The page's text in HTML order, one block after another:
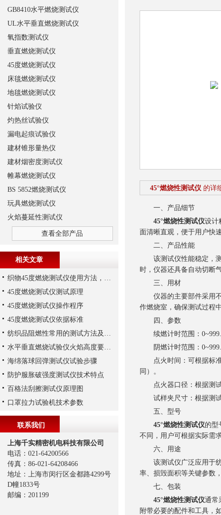
45°燃烧性测试仪 的详
一、产品细节
45°燃烧性测试仪设计
面清晰直观，便于用户快
二、产品性能
该测试仪性能稳定，测
时，仪器还具备自动切断
三、用材
仪器的主要部件采用不
作燃烧室，确保测试过程
四、参数
续燃计时范围：
阴燃计时范围：
点火时间：可根据标准
同）。
点火器口径：根据测试
试样夹尺寸：根据测试
五、型号
45°燃烧性测试仪的型
不同，用户可根据实际需
六、用途
该测试仪广泛应用于纺
率、损毁面积等关键参数
七、包装
45°燃烧性测试仪通常
附带必要的配件和工具，
GB8410水平燃烧测试仪
UL水平垂直燃烧测试仪
氧指数测试仪
垂直燃烧测试仪
45度燃烧测试仪
床毯燃烧测试仪
地毯燃烧测试仪
针焰试验仪
灼热丝试验仪
漏电起痕试验仪
建材锥形量热仪
建材烟密度测试仪
帷幕燃烧测试仪
BS 5852燃烧测试仪
玩具燃烧测试仪
火焰蔓延性测试仪
查看全部产品
相关文章
织物45度燃烧测试仪使用方法，上海千实的G233A为例
45度燃烧测试仪测试原理
45度燃烧测试仪操作程序
45度燃烧测试仪依据标准
纺织品阻燃性常用的测试方法及其对应标准
水平垂直燃烧试验仪火焰高度要求多少，以上海千实的F241为例
海绵落球回弹测试仪试验步骤
防护服胀破强度测试仪技术特点
百格法刮擦测试仪原理图
口罩拉力试验机技术参数
联系我们
上海千实精密机电科技有限公司
电话：021-64200566
传真：86-021-64208466
地址：上海市闵行区金都路4299号
D幢1833号
邮编：201199